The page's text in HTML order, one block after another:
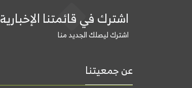
اشترك في قائمتنا الإخبارية
اشترك ليصلك الجديد منا
عن جمعيتنا